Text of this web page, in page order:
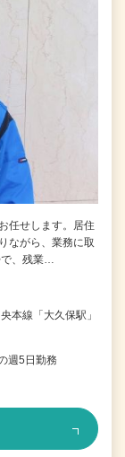
任せします。居住
ながら、業務に取
で、残業…
本線「大久保駅」
週5日勤務